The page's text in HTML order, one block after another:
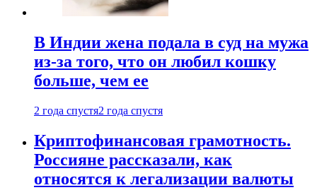
В Индии жена подала в суд на мужа
из-за того, что он любил кошку
больше, чем ее
2 года спустя2 года спустя
Криптофинансовая грамотность.
Россияне рассказали, как
относятся к легализации валюты